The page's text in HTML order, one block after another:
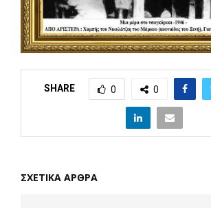
SHARE 0 0
ΣΧΕΤΙΚΑ ΑΡΘΡΑ